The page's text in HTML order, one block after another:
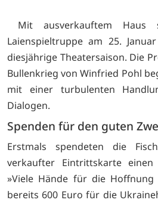
Mit ausverkauftem Haus
Laienspieltruppe am 25.
diesjährige Theatersaison. Die
Bullenkrieg von Winfried Pohl
mit einer turbulenten
Dialogen.
Spenden für den guten
Erstmals spendeten die
verkaufter Eintrittskarte
»Viele Hände für die Hoffnung
bereits 600 Euro für die